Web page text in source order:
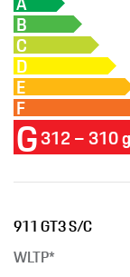
B
C
D
E
F
G312 – 310
911 GT3 S/C
WLTP*